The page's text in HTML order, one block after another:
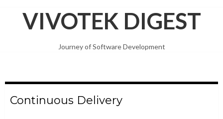
VIVOTEK DIGEST
Journey of Software Development
Continuous Delivery